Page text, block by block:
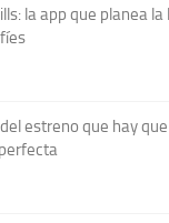
la app que planea
estreno que hay